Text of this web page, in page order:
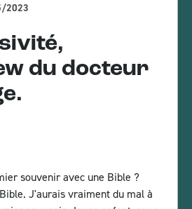
2023
du docteur
souvenir avec une Bible ?
J'aurais vraiment du mal à